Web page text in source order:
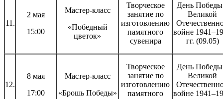
11.
2 мая
15:00
Мастер-класс
«Победный
цветок»
Творческое
занятие по
изготовлению
памятного
сувенира
День
Великой
войне
гг. (09.05)
12.
8 мая
17:00
Мастер-класс
«Брошь Победы»
Творческое
занятие по
изготовлению
памятного
День
Великой
войне